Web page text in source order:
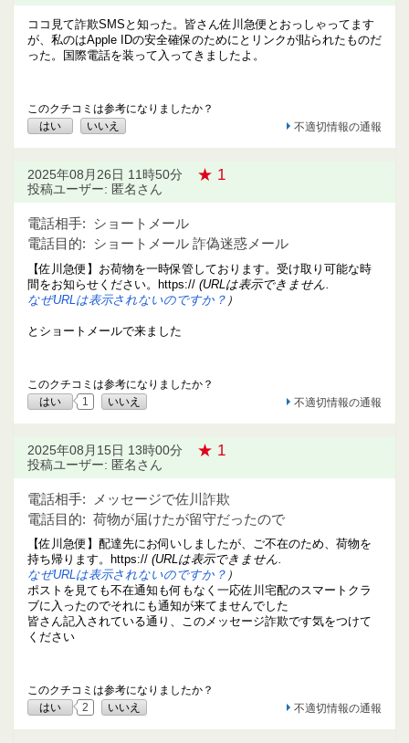
ココ見て詐欺SMSと知った。皆さん佐川急便とおっしゃってます
が、私のはApple IDの安全確保のためにとリンクが貼られたものだ
った。国際電話を装って入ってきましたよ。
このクチコミは参考になりましたか？
はい
いいえ 不適切情報の通報
2025年08月26日 11時50分 ★ 1
投稿ユーザー: 匿名さん
電話相手: ショートメール
電話目的: ショートメール 詐偽迷惑メール
【佐川急便】お荷物を一時保管しております。受け取り可能な時
間をお知らせください。https:// (URLは表示できません.
なぜURLは表示されないのですか？ ）
とショートメールで来ました
このクチコミは参考になりましたか？
はい
1 いいえ 不適切情報の通報
2025年08月15日 13時00分 ★ 1
投稿ユーザー: 匿名さん
電話相手:
メッセージで佐川詐欺
電話目的: 荷物が届けたが留守だったので
【佐川急便】配達先にお伺いしましたが、ご不在のため、荷物を
持ち帰ります。https:// (URLは表示できません.
なぜURLは表示されないのですか？ ）
ポストを見ても不在通知も何もなく一応佐川宅配のスマートクラ
ブに入ったのでそれにも通知が来てませんでした
皆さん記入されている通り、このメッセージ詐欺です気をつけて
ください
このクチコミは参考になりましたか？
はい
2 いいえ 不適切情報の通報